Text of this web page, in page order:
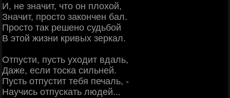
И, не значит, что он плохой,
Значит, просто закончен бал.
Просто так решено судьбой
В этой жизни кривых зеркал.
Отпусти, пусть уходит вдаль,
Даже, если тоска сильней.
Пусть отпустит тебя печаль, -
Научись отпускать людей...